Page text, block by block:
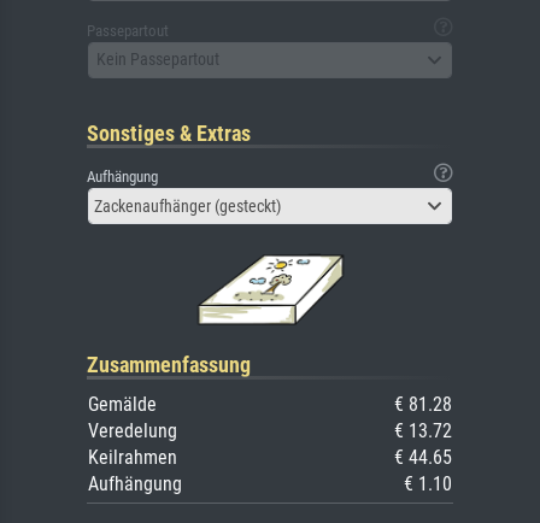
Passepartout
Kein Passepartout
Sonstiges & Extras
Aufhängung
Zackenaufhänger (gesteckt)
Zusammenfassung
Gemälde
€ 81.28
Veredelung
€ 13.72
Keilrahmen
€ 44.65
Aufhängung
€ 1.10